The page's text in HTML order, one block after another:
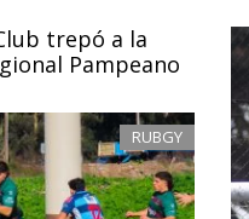
trepó a la
Pampeano
RUBGY